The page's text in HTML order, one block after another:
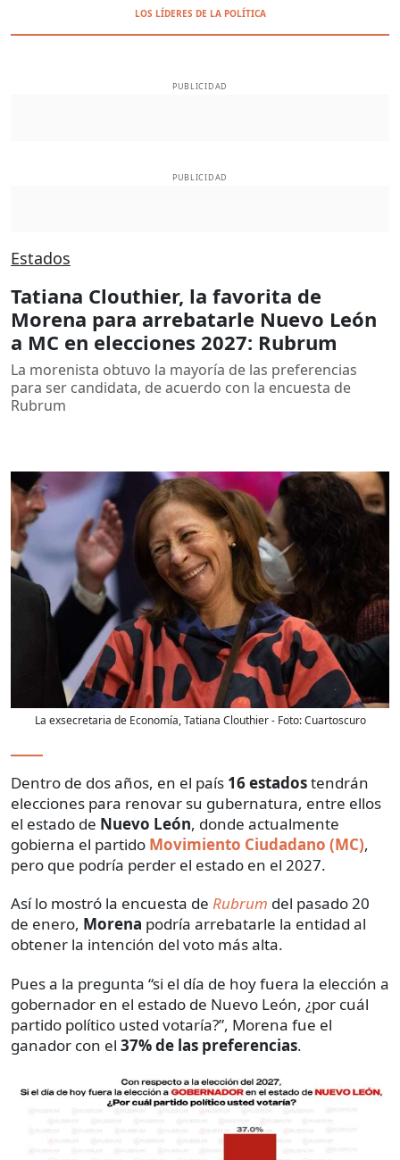
LOS LÍDERES DE LA POLÍTICA
PUBLICIDAD
PUBLICIDAD
Estados
Tatiana Clouthier, la favorita de
Morena para arrebatarle Nuevo León
a MC en elecciones 2027: Rubrum
La morenista obtuvo la mayoría de las preferencias
para ser candidata, de acuerdo con la encuesta de
Rubrum
La exsecretaria de Economía, Tatiana Clouthier- Foto:Cuartoscuro
Dentro de dos años, en el país 16 estadostendrán
elecciones para renovar su gubernatura, entre ellos
el estado de Nuevo León, donde actualmente
gobierna el partido Movimiento Ciudadano (MC),
pero que podría perder el estado en el 2027.
Así lo mostró la encuesta de Rubrum del pasado 20
de enero, Morena podría arrebatarle la entidad al
obtener la intención del voto más alta.
Pues a la pregunta “si el día de hoy fuera la elección a
gobernador en el estado de Nuevo León, ¿por cuál
partido político usted votaría?”, Morena fue el
ganador con el 37% de las preferencias.